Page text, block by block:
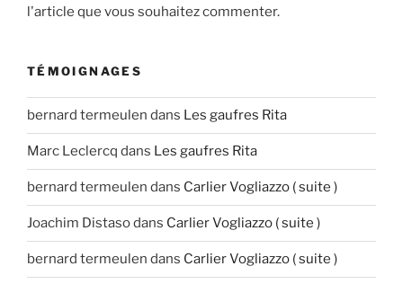
l'article que vous souhaitez commenter.
TÉMOIGNAGES
bernard termeulen dans Les gaufres Rita
Marc Leclercq dans Les gaufres Rita
bernard termeulen dans Carlier Vogliazzo ( suite )
Joachim Distasodans Carlier Vogliazzo ( suite )
bernard termeulen dans Carlier Vogliazzo ( suite )